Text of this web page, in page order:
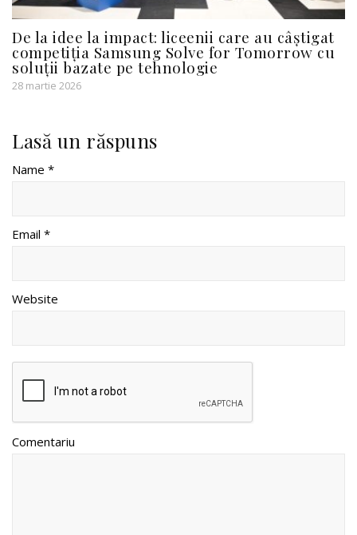
De la idee la impact: liceenii care au câștigat
competiția Samsung Solve for Tomorrow cu
soluții bazate pe tehnologie
28 martie 2026
Lasă un răspuns
Name *
Email *
Website
Comentariu